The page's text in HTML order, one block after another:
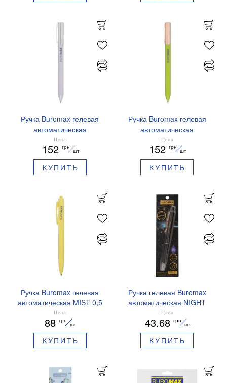
Ручка Buromax гелевая
автоматическая
PRESTIGE SILVER 0,5 мм
синие чернила BM.83102
Цена
152 грн
шт
КУПИТЬ
Ручка Buromax гелевая
автоматическая
PRESTIGE GOLD 0,5 мм
синие чернила BM.83101
Цена
152 грн
шт
КУПИТЬ
Ручка Buromax гелевая
автоматическая MIST 0,5
мм синие чернила
BM.83103
Цена
88 грн
шт
КУПИТЬ
Ручка гелевая Buromax
автоматическая NIGHT
SKY ZODIAC 0.5 мм
ароматизированный грипп
синие чернила BM.8379-
01
Цена
43.68 грн
шт
КУПИТЬ